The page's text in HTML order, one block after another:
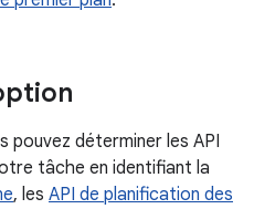
pouvez déterminer les API
tâche en identifiant la
, les API de planification des